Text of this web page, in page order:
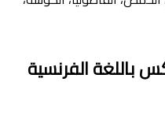
الفرنسية